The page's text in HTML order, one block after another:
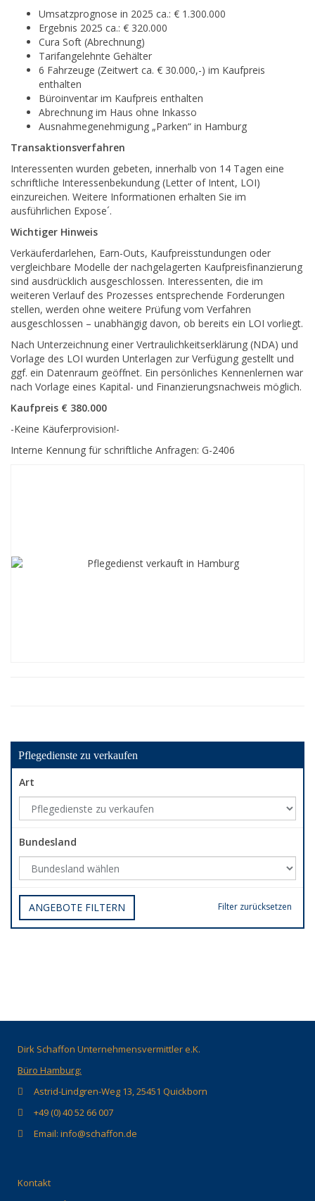
Umsatzprognose in 2025 ca.: € 1.300.000
Ergebnis 2025 ca.: € 320.000
Cura Soft (Abrechnung)
Tarifangelehnte Gehälter
6 Fahrzeuge (Zeitwert ca. € 30.000,-) im Kaufpreis
enthalten
Büroinventar im Kaufpreis enthalten
Abrechnung im Haus ohne Inkasso
Ausnahmegenehmigung „Parken“ in Hamburg
Transaktionsverfahren
Interessenten wurden gebeten, innerhalb von 14 Tagen eine
schriftliche Interessenbekundung (Letter of Intent, LOI)
einzureichen. Weitere Informationen erhalten Sie im
ausführlichen Expose´.
Wichtiger Hinweis
Verkäuferdarlehen, Earn-Outs, Kaufpreisstundungen oder
vergleichbare Modelle der nachgelagerten Kaufpreisfinanzierung
sind ausdrücklich ausgeschlossen. Interessenten, die im
weiteren Verlauf des Prozesses entsprechende Forderungen
stellen, werden ohne weitere Prüfung vom Verfahren
ausgeschlossen – unabhängig davon, ob bereits ein LOI vorliegt.
Nach Unterzeichnung einer Vertraulichkeitserklärung (NDA) und
Vorlage des LOI wurden Unterlagen zur Verfügung gestellt und
ggf. ein Datenraum geöffnet. Ein persönliches Kennenlernen war
nach Vorlage eines Kapital- und Finanzierungsnachweis möglich.
Kaufpreis € 380.000
-Keine Käuferprovision!-
Interne Kennung für schriftliche Anfragen: G-2406
Pflegedienste zu verkaufen
Art
Bundesland
Filter zurücksetzen
ANGEBOTE FILTERN
Dirk Schaffon Unternehmensvermittler e.K.
Büro Hamburg:
Astrid-Lindgren-Weg 13, 25451 Quickborn
+49 (0) 40 52 66 007
Email: info@schaffon.de
Kontakt